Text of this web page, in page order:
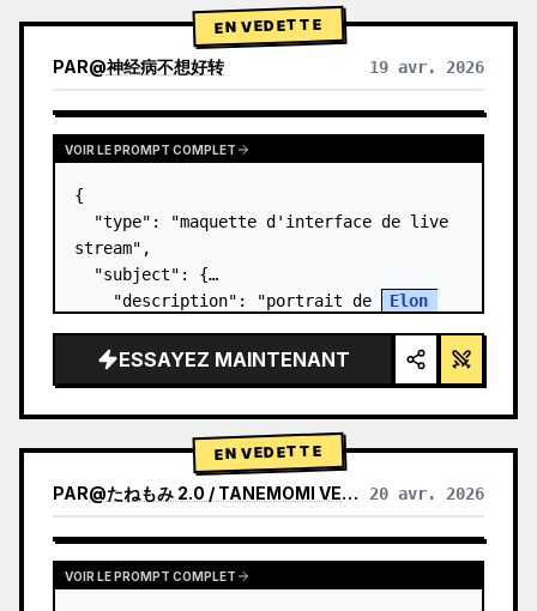
EN VEDETTE
PAR@神经病不想好转 19 avr. 2026
VOIR LE PROMPT COMPLET
{
  "type": "maquette d'interface de live
stream",
  "subject": {
    "description": "portrait de
Elon
avec un graphique technique blanc",
    "background": "le côté gauche affic…
ESSAYEZ MAINTENANT
EN VEDETTE
PAR@たねもみ 2.0 / TANEMOMI VER2.0 20 avr. 2026
VOIR LE PROMPT COMPLET